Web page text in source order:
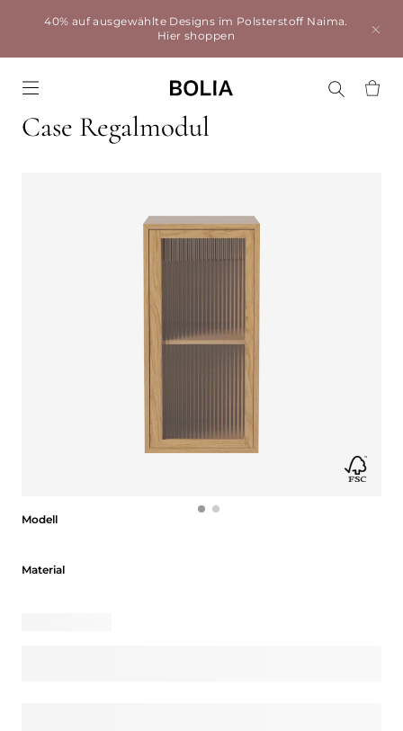
40% auf ausgewählte Designs im Polsterstoff Naima.
Hier shoppen
Case Regalmodul
Modell
Material